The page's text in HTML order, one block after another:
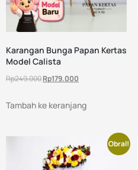
Karangan Bunga Papan Kertas
Model Calista
Rp249.000Rp179.000
Tambah ke keranjang
Obral!